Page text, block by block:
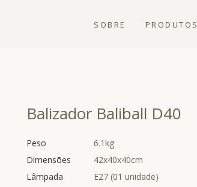
SOBRE PRODUTOS
Balizador Baliball D40
Peso
6.1kg
Dimensões
42x40x40cm
Lâmpada
E27 (01 unidade)